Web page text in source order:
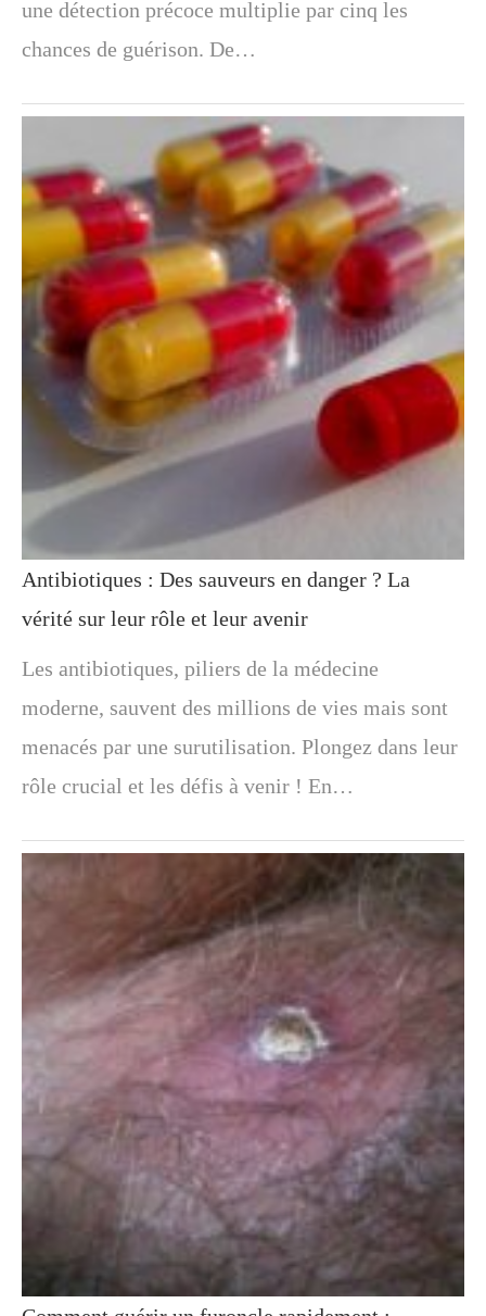
une détection précoce multiplie par cinq les
chances de guérison. De…
Antibiotiques : Des sauveurs en danger ? La
vérité sur leur rôle et leur avenir
Les antibiotiques, piliers de la médecine
moderne, sauvent des millions de vies mais sont
menacés par une surutilisation. Plongez dans leur
rôle crucial et les défis à venir ! En…